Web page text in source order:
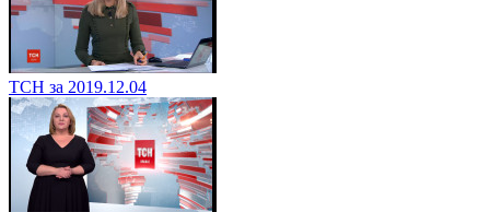
ТСН за 2019.12.04